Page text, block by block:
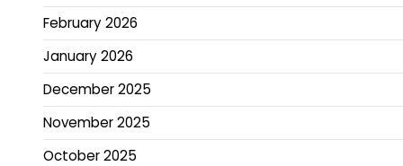
February 2026
January 2026
December 2025
November 2025
October 2025